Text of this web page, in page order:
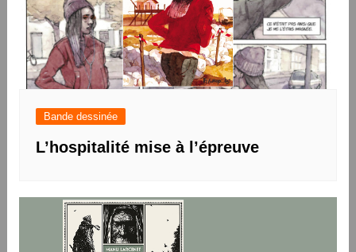
Bande dessinée
L’hospitalité mise à l’épreuve